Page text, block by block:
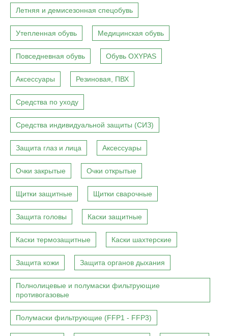
Летняя и демисезонная спецобувь
Утепленная обувь Медицинская обувь
Повседневная обувь Обувь OXYPAS
Аксессуары Резиновая, ПВХ
Средства по уходу
Средства индивидуальной защиты (СИЗ)
Защита глаз и лица Аксессуары
Очки закрытые Очки открытые
Щитки защитные Щитки сварочные
Защита головы Каски защитные
Каски термозащитные Каски шахтерские
Защита кожи Защита органов дыхания
Полнолицевые и полумаски фильтрующие
противогазовые
Полумаски фильтрующие (FFP1 - FFP3)